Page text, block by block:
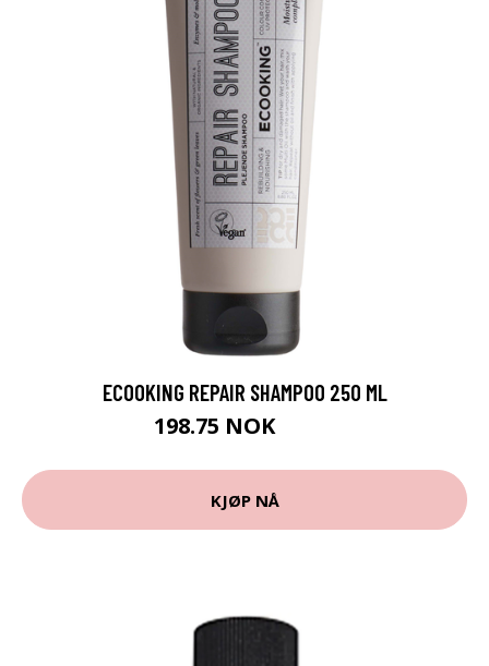
ECOOKING REPAIR SHAMPOO 250 ML
198.75 NOK
KJØP NÅ